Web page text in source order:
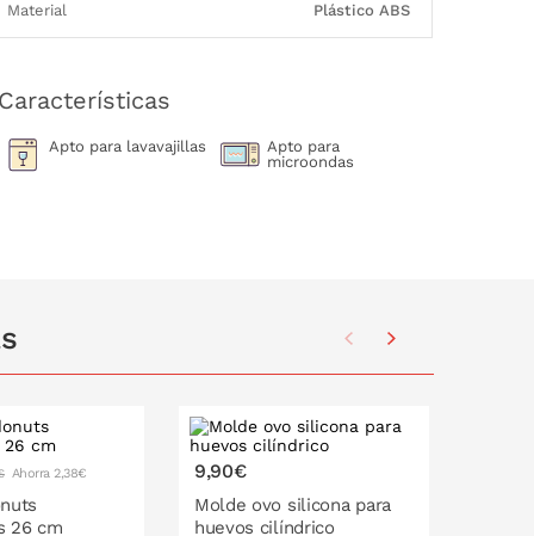
Material Plástico ABS
Características
Apto para lavavajillas
Apto para
microondas
Ahorra 2,38€
26 cm
9,90€
Molde ovo silicona para
huevos cilíndrico